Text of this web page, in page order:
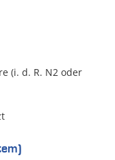
(i. d. R. N2 oder